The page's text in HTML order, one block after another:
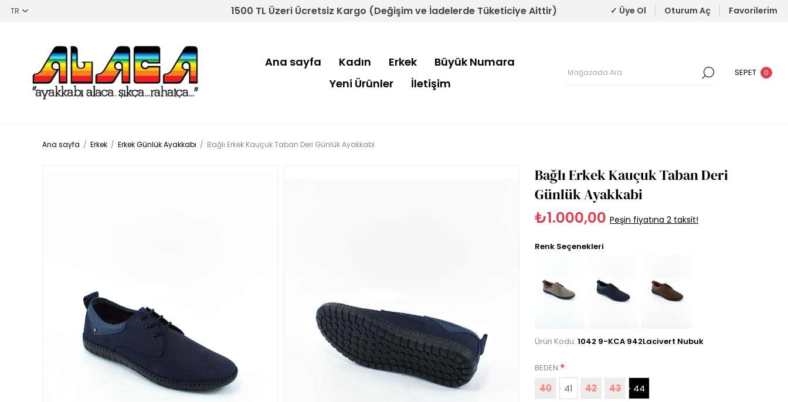
1500 TL Üzeri Ücretsiz Kargo (Değişim ve İadelerde Tüketiciye Aittir) ✓ Üye Ol Oturum Aç Favorilerim
Ana sayfa Kadın Erkek
Büyük Numara
Yeni Ürünler
İletişim
SEPET 0
Ana sayfa / Erkek / Erkek Günlük Ayakkabı / Bağlı Erkek Kauçuk Taban Deri Günlük Ayakkabi
Bağlı Erkek Kauçuk Taban Deri
Günlük Ayakkabi
₺1.000,00 Peşin fiyatına 2 taksit!
Renk Seçenekleri
Ürün Kodu: 1042 9-KCA 942Lacivert Nubuk
BEDEN *
40 41 42 43 44